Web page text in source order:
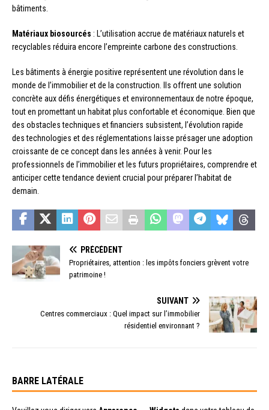
bâtiments.
Matériaux biosourcés : L’utilisation accrue de matériaux naturels et
recyclables réduira encore l’empreinte carbone des constructions.
Les bâtiments à énergie positive représentent une révolution dans le
monde de l’immobilier et de la construction. Ils offrent une solution
concrète aux défis énergétiques et environnementaux de notre époque,
tout en promettant un habitat plus confortable et économique. Bien que
des obstacles techniques et financiers subsistent, l’évolution rapide
des technologies et des réglementations laisse présager une adoption
croissante de ce concept dans les années à venir. Pour les
professionnels de l’immobilier et les futurs propriétaires, comprendre et
anticiper cette tendance devient crucial pour préparer l’habitat de
demain.
PRÉCÉDENT
Propriétaires, attention : les impôts fonciers grèvent votre
patrimoine !
SUIVANT
Centres commerciaux : Quel impact sur l’immobilier
résidentiel environnant ?
BARRE LATÉRALE